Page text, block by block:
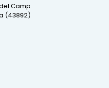
Camp
(43892)